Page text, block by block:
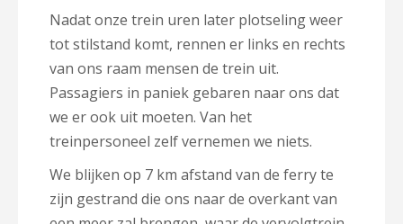
Nadat onze trein uren later plotseling weer
tot stilstand komt, rennen er links en rechts
van ons raam mensen de trein uit.
Passagiers in paniek gebaren naar ons dat
we er ook uit moeten. Van het
treinpersoneel zelf vernemen we niets.
We blijken op 7 km afstand van de ferry te
zijn gestrand die ons naar de overkant van